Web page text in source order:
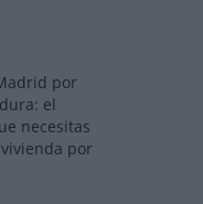
por
el
necesitas
por